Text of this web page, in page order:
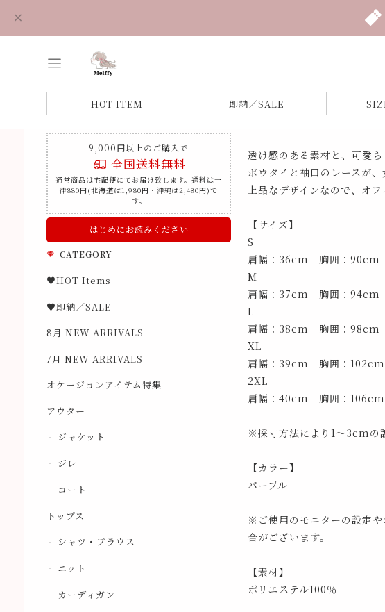
HOT ITEM 即納／SALE
9,000円以上のご購入で
全国送料無料
通常商品は宅配便にてお届け致します。送料は一
律880円(北海道は1,980円・沖縄は2,480円)で
す。
はじめにお読みください
CATEGORY
♥HOT Items
♥即納／SALE
8月 NEW ARRIVALS
7月 NEW ARRIVALS
オケージョンアイテム特集
アウター
ジャケット
ジレ
コート
トップス
シャツ・ブラウス
ニット
カーディガン
透け感のある素材と、可愛ら
ボウタイと袖口のレースが、
上品なデザインなので、オフ
【サイズ】
S
肩幅：36cm 胸囲：
M
肩幅：37cm 胸囲：
L
肩幅：38cm 胸囲：
XL
肩幅：39cm 胸囲：
2XL
肩幅：40cm 胸囲：
※採寸方法により1～3cmの
【カラー】
パープル
※ご使用のモニターの設定
合がございます。
【素材】
ポリエステル100％